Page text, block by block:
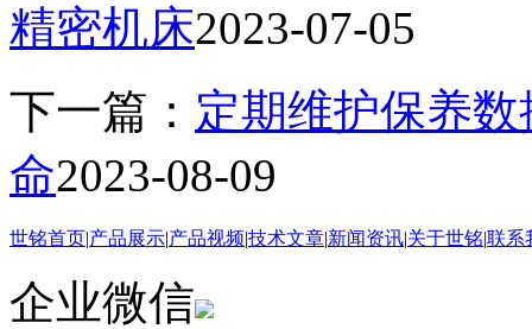
精密机床2023-07-05
下一篇： 定期维护保养
命2023-08-09
世铭首页|产品展示|产品视频|技术文章|新闻资讯|关于世铭|联系
企业微信